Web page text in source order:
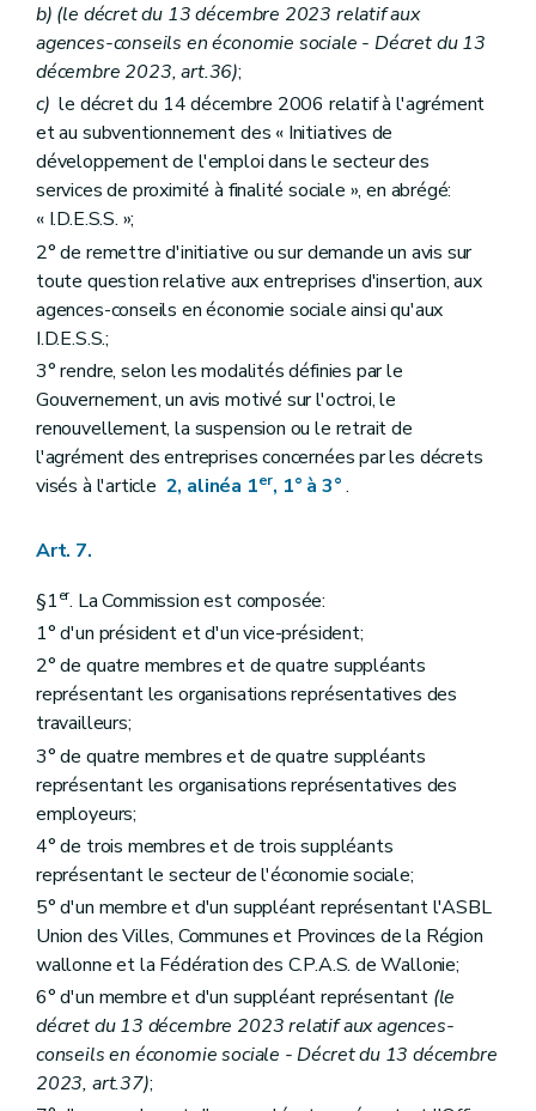
b) (le décret du 13 décembre 2023 relatif aux
agences-conseils en économie sociale - Décret du 13
décembre 2023, art.36);
c) le décret du 14 décembre 2006 relatif à l'agrément
et au subventionnement des « Initiatives de
développement de l'emploi dans le secteur des
services de proximité à finalité sociale », en abrégé:
« I.D.E.S.S. »;
2° de remettre d'initiative ou sur demande un avis sur
toute question relative aux entreprises d'insertion, aux
agences-conseils en économie sociale ainsi qu'aux
I.D.E.S.S.;
3° rendre, selon les modalités définies par le
Gouvernement, un avis motivé sur l'octroi, le
renouvellement, la suspension ou le retrait de
l'agrément des entreprises concernées par les décrets
visés à l'article 2, alinéa 1er, 1° à 3°.
Art. 7.
§1er. La Commission est composée:
1° d'un président et d'un vice-président;
2° de quatre membres et de quatre suppléants
représentant les organisations représentatives des
travailleurs;
3° de quatre membres et de quatre suppléants
représentant les organisations représentatives des
employeurs;
4° de trois membres et de trois suppléants
représentant le secteur de l'économie sociale;
5° d'un membre et d'un suppléant représentant l'ASBL
Union des Villes, Communes et Provinces de la Région
wallonne et la Fédération des C.P.A.S. de Wallonie;
6° d'un membre et d'un suppléant représentant (le
décret du 13 décembre 2023 relatif aux agences-
conseils en économie sociale - Décret du 13 décembre
2023, art.37);